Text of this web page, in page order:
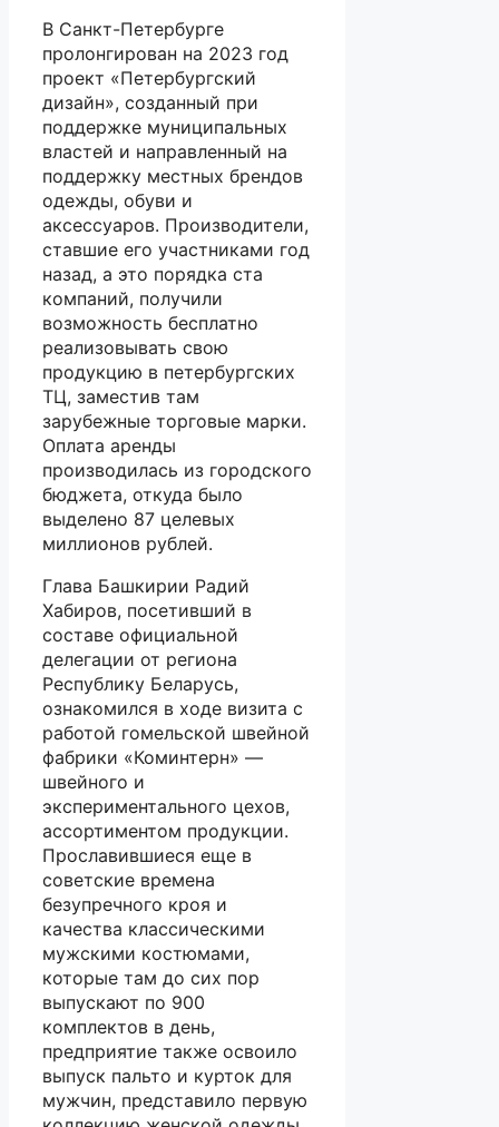
В Санкт-Петербурге
пролонгирован на 2023 год
проект «Петербургский
дизайн», созданный при
поддержке муниципальных
властей и направленный на
поддержку местных брендов
одежды, обуви и
аксессуаров. Производители,
ставшие его участниками год
назад, а это порядка ста
компаний, получили
возможность бесплатно
реализовывать свою
продукцию в петербургских
ТЦ, заместив там
зарубежные торговые марки.
Оплата аренды
производилась из городского
бюджета, откуда было
выделено 87 целевых
миллионов рублей.
Глава Башкирии Радий
Хабиров, посетивший в
составе официальной
делегации от региона
Республику Беларусь,
ознакомился в ходе визита с
работой гомельской швейной
фабрики «Коминтерн» —
швейного и
экспериментального цехов,
ассортиментом продукции.
Прославившиеся еще в
советские времена
безупречного кроя и
качества классическими
мужскими костюмами,
которые там до сих пор
выпускают по 900
комплектов в день,
предприятие также освоило
выпуск пальто и курток для
мужчин, представило первую